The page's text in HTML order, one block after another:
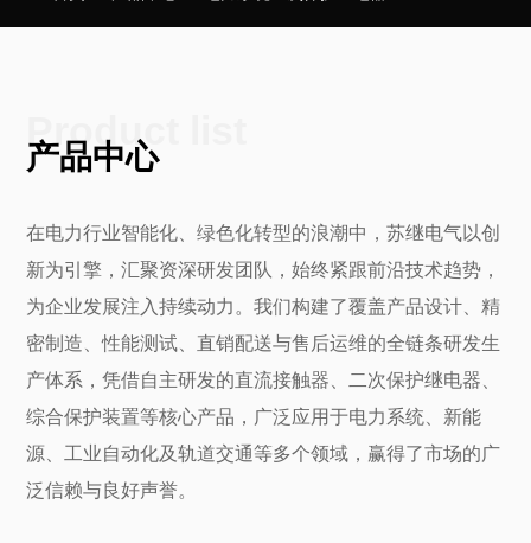
Product list
产品中心
在电力行业智能化、绿色化转型的浪潮中，苏继电气以创
新为引擎，汇聚资深研发团队，始终紧跟前沿技术趋势，
为企业发展注入持续动力。我们构建了覆盖产品设计、精
密制造、性能测试、直销配送与售后运维的全链条研发生
产体系，凭借自主研发的直流接触器、二次保护继电器、
综合保护装置等核心产品，广泛应用于电力系统、新能
源、工业自动化及轨道交通等多个领域，赢得了市场的广
泛信赖与良好声誉。